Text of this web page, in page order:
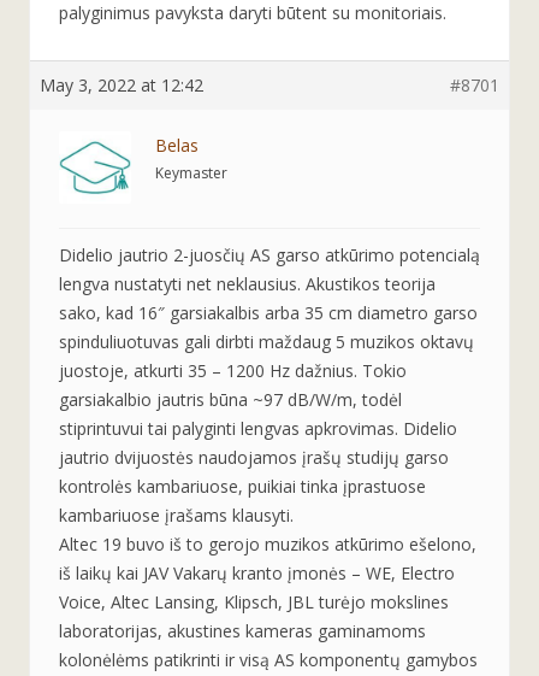
palyginimus pavyksta daryti būtent su monitoriais.
May 3, 2022 at 12:42 #8701
Belas
Keymaster
Didelio jautrio 2-juosčių AS garso atkūrimo potencialą
lengva nustatyti net neklausius. Akustikos teorija
sako, kad 16″ garsiakalbis arba 35 cm diametro garso
spinduliuotuvas gali dirbti maždaug 5 muzikos oktavų
juostoje, atkurti 35 – 1200 Hz dažnius. Tokio
garsiakalbio jautris būna ~97 dB/W/m, todėl
stiprintuvui tai palyginti lengvas apkrovimas. Didelio
jautrio dvijuostės naudojamos įrašų studijų garso
kontrolės kambariuose, puikiai tinka įprastuose
kambariuose įrašams klausyti.
Altec 19 buvo iš to gerojo muzikos atkūrimo ešelono,
iš laikų kai JAV Vakarų kranto įmonės – WE, Electro
Voice, Altec Lansing, Klipsch, JBL turėjo mokslines
laboratorijas, akustines kameras gaminamoms
kolonėlėms patikrinti ir visą AS komponentų gamybos